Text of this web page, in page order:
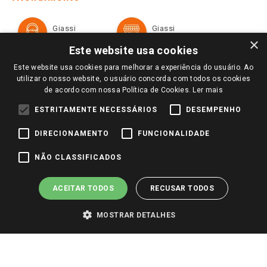
Televendas
Notícias
Perguntas frequentes
Identidade Visual
Formas de Pagamento
Trocas e Devoluções
Giassi
Giassi
Redes Sociais
Pagamento e Segurança
×
Este website usa cookies
Este website usa cookies para melhorar a experiência do usuário. Ao
utilizar o nosso website, o usuário concorda com todos os cookies
de acordo com nossa Política de Cookies. Ler mais
ESTRITAMENTE NECESSÁRIOS DESEMPENHO
DIRECIONAMENTO FUNCIONALIDADE
NÃO CLASSIFICADOS
ACEITAR TODOS RECUSAR TODOS
MOSTRAR DETALHES